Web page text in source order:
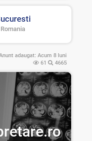
Romania
61 4665
adaugat: Acum 8 luni